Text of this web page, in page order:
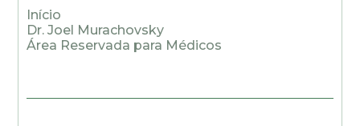
Início
Dr. Joel Murachovsky
Área Reservada para Médicos